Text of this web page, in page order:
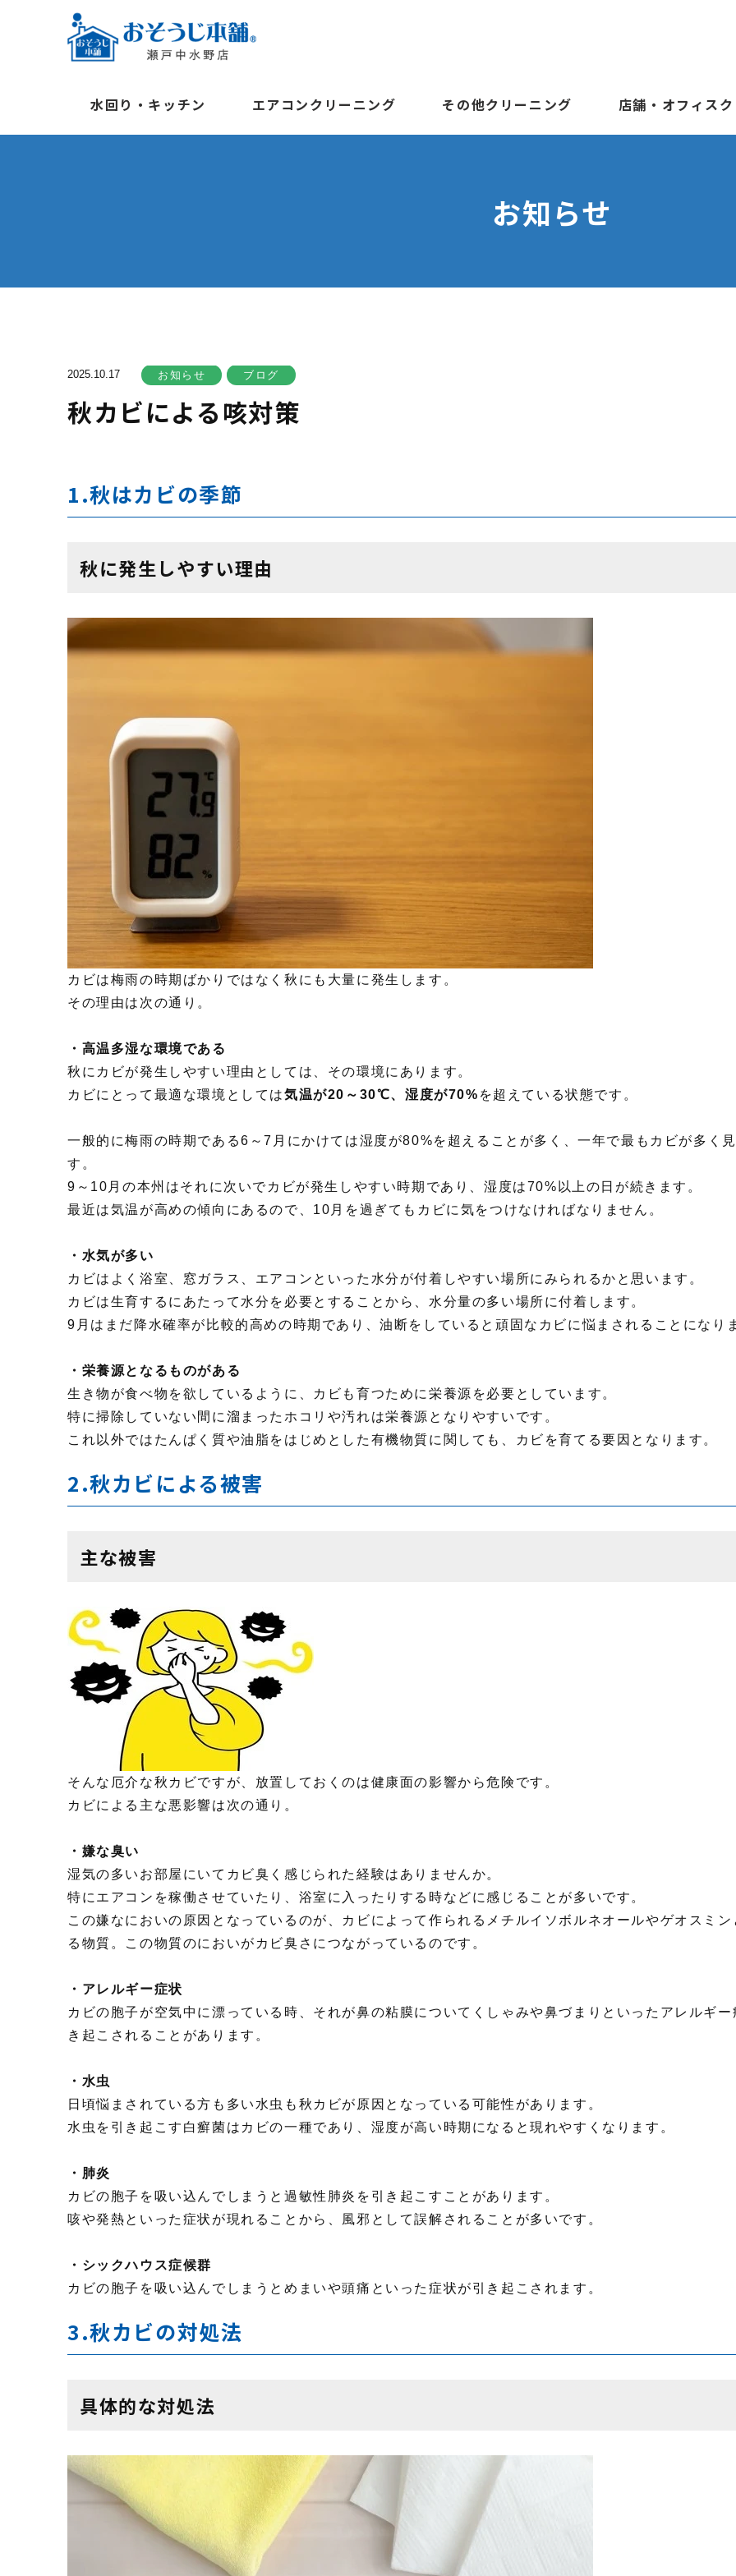
水回り・キッチン エアコンクリーニング その他クリーニング 店舗・オフィス
お知らせ
2025.10.17 お知らせ ブログ
秋カビによる咳対策
1.秋はカビの季節
秋に発生しやすい理由
カビは梅雨の時期ばかりではなく秋にも大量に発生します。
その理由は次の通り。
・高温多湿な環境である
秋にカビが発生しやすい理由としては、その環境にあります。
カビにとって最適な環境としては気温が20～30℃、湿度が70% を超えている状態です。
一般的に梅雨の時期である6～7月にかけては湿度が80%を超えることが多く、一年で最もカビが多く見
す。
9～10月の本州はそれに次いでカビが発生しやすい時期であり、湿度は70%以上の日が続きます。
最近は気温が高めの傾向にあるので、10月を過ぎてもカビに気をつけなければなりません。
・水気が多い
カビはよく浴室、窓ガラス、エアコンといった水分が付着しやすい場所にみられるかと思います。
カビは生育するにあたって水分を必要とすることから、水分量の多い場所に付着します。
9月はまだ降水確率が比較的高めの時期であり、油断をしていると頑固なカビに悩まされることになり
・栄養源となるものがある
生き物が食べ物を欲しているように、カビも育つために栄養源を必要としています。
特に掃除していない間に溜まったホコリや汚れは栄養源となりやすいです。
これ以外ではたんぱく質や油脂をはじめとした有機物質に関しても、カビを育てる要因となります。
2.秋カビによる被害
主な被害
そんな厄介な秋カビですが、放置しておくのは健康面の影響から危険です。
カビによる主な悪影響は次の通り。
・嫌な臭い
湿気の多いお部屋にいてカビ臭く感じられた経験はありませんか。
特にエアコンを稼働させていたり、浴室に入ったりする時などに感じることが多いです。
この嫌なにおいの原因となっているのが、カビによって作られるメチルイソボルネオールやゲオスミン
る物質。この物質のにおいがカビ臭さにつながっているのです。
・アレルギー症状
カビの胞子が空気中に漂っている時、それが鼻の粘膜についてくしゃみや鼻づまりといったアレルギー
き起こされることがあります。
・水虫
日頃悩まされている方も多い水虫も秋カビが原因となっている可能性があります。
水虫を引き起こす白癬菌はカビの一種であり、湿度が高い時期になると現れやすくなります。
・肺炎
カビの胞子を吸い込んでしまうと過敏性肺炎を引き起こすことがあります。
咳や発熱といった症状が現れることから、風邪として誤解されることが多いです。
・シックハウス症候群
カビの胞子を吸い込んでしまうとめまいや頭痛といった症状が引き起こされます。
3.秋カビの対処法
具体的な対処法